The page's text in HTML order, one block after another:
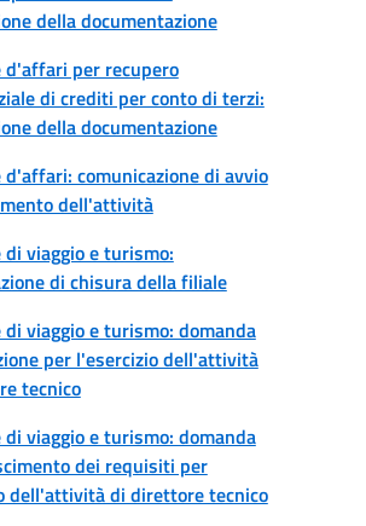
della documentazione
d'affari per recupero
di crediti per conto di terzi:
della documentazione
d'affari: comunicazione di avvio
dell'attività
di viaggio e turismo:
di chisura della filiale
di viaggio e turismo: domanda
per l'esercizio dell'attività
tecnico
di viaggio e turismo: domanda
dei requisiti per
dell'attività di direttore tecnico